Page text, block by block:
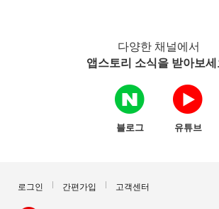
다양한 채널에서
앱스토리 소식을 받아보
블로그 유튜브
로그인 간편가입 고객센터